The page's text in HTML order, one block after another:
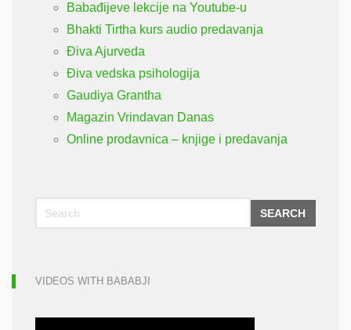
Babađijeve lekcije na Youtube-u
Bhakti Tirtha kurs audio predavanja
Điva Ajurveda
Điva vedska psihologija
Gaudiya Grantha
Magazin Vrindavan Danas
Online prodavnica – knjige i predavanja
SEARCH
VIDEOS WITH BABABJI